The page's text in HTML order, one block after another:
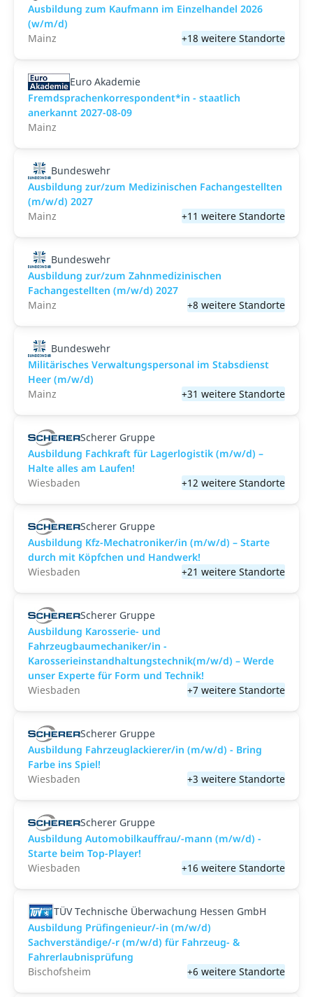
Ausbildung zum Kaufmann im Einzelhandel 2026
(w/m/d)
Mainz
+18 weitere Standorte
Euro Akademie
Fremdsprachenkorrespondent*in - staatlich
anerkannt 2027-08-09
Mainz
Bundeswehr
Ausbildung zur/zum Medizinischen Fachangestellten
(m/w/d) 2027
Mainz
+11 weitere Standorte
Bundeswehr
Ausbildung zur/zum Zahnmedizinischen
Fachangestellten (m/w/d) 2027
Mainz
+8 weitere Standorte
Bundeswehr
Militärisches Verwaltungspersonal im Stabsdienst
Heer (m/w/d)
Mainz
+31 weitere Standorte
Scherer Gruppe
Ausbildung Fachkraft für Lagerlogistik (m/w/d) –
Halte alles am Laufen!
Wiesbaden
+12 weitere Standorte
Scherer Gruppe
Ausbildung Kfz-Mechatroniker/in (m/w/d) – Starte
durch mit Köpfchen und Handwerk!
Wiesbaden
+21 weitere Standorte
Scherer Gruppe
Ausbildung Karosserie- und
Fahrzeugbaumechaniker/in -
Karosserieinstandhaltungstechnik(m/w/d) – Werde
unser Experte für Form und Technik!
Wiesbaden
+7 weitere Standorte
Scherer Gruppe
Ausbildung Fahrzeuglackierer/in (m/w/d) - Bring
Farbe ins Spiel!
Wiesbaden
+3 weitere Standorte
Scherer Gruppe
Ausbildung Automobilkauffrau/-mann (m/w/d) -
Starte beim Top-Player!
Wiesbaden
+16 weitere Standorte
TÜV Technische Überwachung Hessen GmbH
Ausbildung Prüfingenieur/-in (m/w/d)
Sachverständige/-r (m/w/d) für Fahrzeug- &
Fahrerlaubnisprüfung
Bischofsheim
+6 weitere Standorte